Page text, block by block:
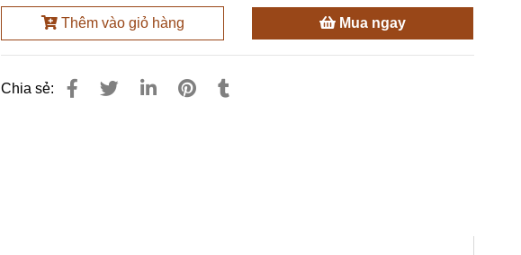
Thêm vào giỏ hàng Mua ngay
Chia sẻ: